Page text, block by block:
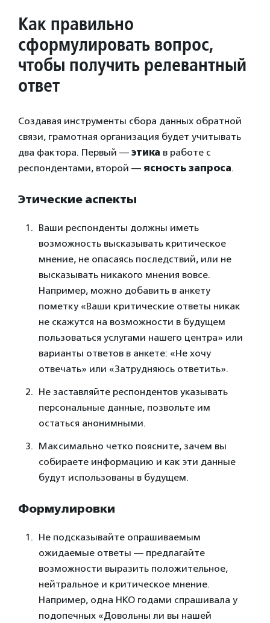
Как правильно
сформулировать вопрос,
чтобы получить релевантный
ответ
Создавая инструменты сбора данных обратной
связи, грамотная организация будет учитывать
два фактора. Первый — этика в работе с
респондентами, второй — ясность запроса.
Этические аспекты
Ваши респонденты должны иметь
возможность высказывать критическое
мнение, не опасаясь последствий, или не
высказывать никакого мнения вовсе.
Например, можно добавить в анкету
пометку «Ваши критические ответы никак
не скажутся на возможности в будущем
пользоваться услугами нашего центра» или
варианты ответов в анкете: «Не хочу
отвечать» или «Затрудняюсь ответить».
Не заставляйте респондентов указывать
персональные данные, позвольте им
остаться анонимными.
Максимально четко поясните, зачем вы
собираете информацию и как эти данные
будут использованы в будущем.
Формулировки
Не подсказывайте опрашиваемым
ожидаемые ответы — предлагайте
возможности выразить положительное,
нейтральное и критическое мнение.
Например, одна НКО годами спрашивала у
подопечных «Довольны ли вы нашей